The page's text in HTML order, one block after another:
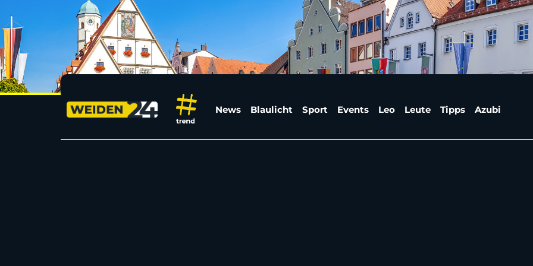
Diebe stehlen Bremse von Mountainbike in
News Blaulicht Sport Events Leo Leute Tipps Azubi